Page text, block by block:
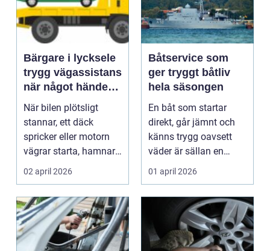
Bärgare i lycksele
trygg vägassistans
när något händer
på vägen
När bilen plötsligt
stannar, ett däck
spricker eller motorn
vägrar starta, hamnar
många i samma läge...
02 april 2026
Båtservice som
ger tryggt båtliv
hela säsongen
En båt som startar
direkt, går jämnt och
känns trygg oavsett
väder är sällan en
slump. Bakom varje
01 april 2026